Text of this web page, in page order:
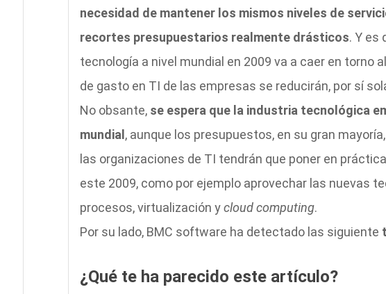
necesidad de mantener los mismos niveles de
recortes presupuestarios realmente drásticos. Y es
tecnología a nivel mundial en 2009 va a caer en torno
de gasto en TI de las empresas se reducirán, por sí
No obsante, se espera que la industria tecnológica
mundial, aunque los presupuestos, en su gran
las organizaciones de TI tendrán que poner en
este 2009, como por ejemplo aprovechar las nuevas
procesos, virtualización ycloud computing.
Por su lado, BMC software ha detectado las siguiente
¿Qué te ha parecido este artículo?